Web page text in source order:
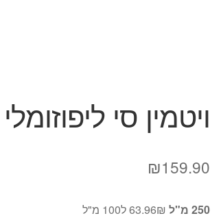
ויטמין סי ליפוזומלי OS+
₪159.90
250 מ"ל 63.96₪ ל100 מ"ל